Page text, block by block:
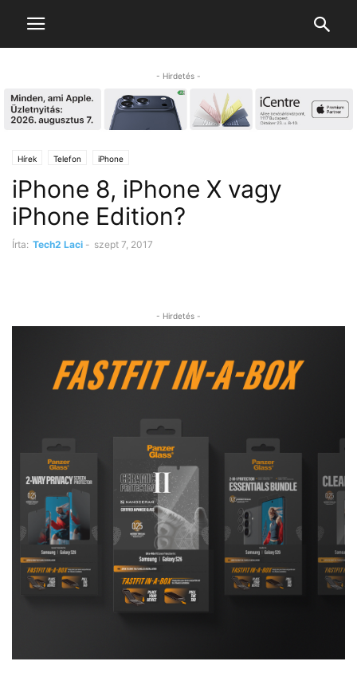
- Hirdetés -
Hírek Telefon iPhone
iPhone 8, iPhone X vagy
iPhone Edition?
Írta: Tech2 Laci - szept 7, 2017
- Hirdetés -